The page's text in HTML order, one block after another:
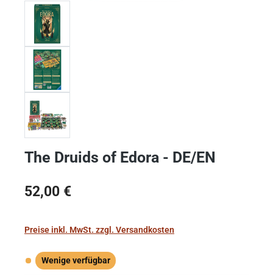
The Druids of Edora - DE/EN
Regulärer Preis:
52,00 €
Preise inkl. MwSt. zzgl. Versandkosten
Wenige verfügbar
Wenige verfügbar